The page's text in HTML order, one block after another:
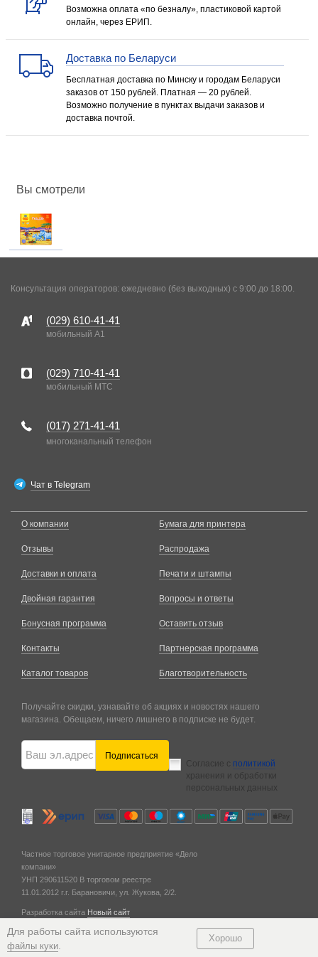
Возможна оплата «по безналу», пластиковой картой
онлайн, через ЕРИП.
Доставка по Беларуси
Бесплатная доставка по Минску и городам Беларуси
заказов от 150 рублей. Платная — 20 рублей.
Возможно получение в пунктах выдачи заказов и
доставка почтой.
Вы смотрели
Консультация операторов: ежедневно (без выходных) с 9:00 до 18:00.
(029) 610-41-41
мобильный A1
(029) 710-41-41
мобильный MTC
(017) 271-41-41
многоканальный телефон
Чат в Telegram
О компании
Отзывы
Доставки и оплата
Двойная гарантия
Бонусная программа
Контакты
Каталог товаров
Бумага для принтера
Распродажа
Печати и штампы
Вопросы и ответы
Оставить отзыв
Партнерская программа
Благотворительность
Получайте скидки, узнавайте об акциях и новостях нашего
магазина. Обещаем, ничего лишнего в подписке не будет.
Подписаться
Согласие с политикой
хранения и обработки
персональных данных
Частное торговое унитарное предприятие «Дело
компани»
УНП 290611520 В торговом реестре
11.01.2012 г. г. Барановичи, ул. Жукова, 2/2.
Разработка сайта Новый сайт
Для работы сайта используются
файлы куки
Хорошо